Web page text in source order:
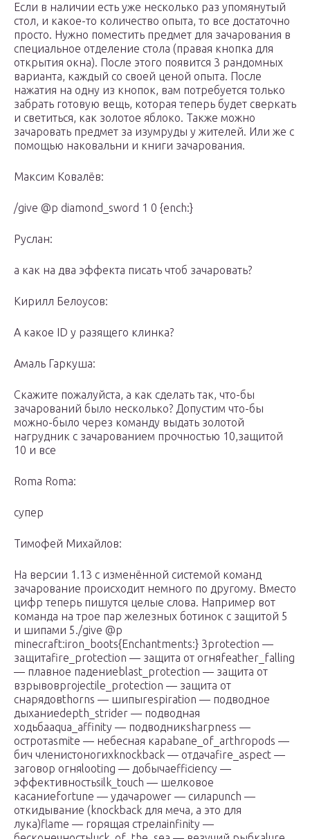
Если в наличии есть уже несколько раз упомянутый
стол, и какое-то количество опыта, то все достаточно
просто. Нужно поместить предмет для зачарования в
специальное отделение стола (правая кнопка для
открытия окна). После этого появится 3 рандомных
варианта, каждый со своей ценой опыта. После
нажатия на одну из кнопок, вам потребуется только
забрать готовую вещь, которая теперь будет сверкать
и светиться, как золотое яблоко. Также можно
зачаровать предмет за изумруды у жителей. Или же с
помощью наковальни и книги зачарования.
Максим Ковалёв:
/give @p diamond_sword 1 0 {ench:}
Руслан:
а как на два эффекта писать чтоб зачаровать?
Кирилл Белоусов:
А какое ID у разящего клинка?
Амаль Гаркуша:
Скажите пожалуйста, а как сделать так, что-бы
зачарований было несколько? Допустим что-бы
можно-было через команду выдать золотой
нагрудник с зачарованием прочностью 10,защитой
10 и все
Roma Roma:
супер
Тимофей Михайлов:
На версии 1.13 с изменённой системой команд
зачарование происходит немного по другому. Вместо
цифр теперь пишутся целые слова. Например вот
команда на трое пар железных ботинок с защитой 5
и шипами 5./give @p
minecraft:iron_boots{Enchantments:} 3protection —
защитаfire_protection — защита от огняfeather_falling
— плавное падениеblast_protection — защита от
взрывовprojectile_protection — защита от
снарядовthorns — шипыrespiration — подводное
дыханиеdepth_strider — подводная
ходьбаaqua_affinity — подводникsharpness —
остротаsmite — небесная караbane_of_arthropods —
бич членистоногихknockback — отдачаfire_aspect —
заговор огняlooting — добычаefficiency —
эффективностьsilk_touch — шелковое
касаниеfortune — удачаpower — силаpunch —
откидывание (knockback для меча, а это для
лука)flame — горящая стрелаinfinity —